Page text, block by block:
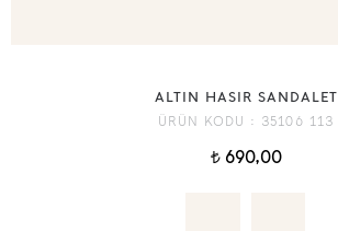
ALTIN HASIR SANDALET
ÜRÜN KODU : 35106 113
t690,00